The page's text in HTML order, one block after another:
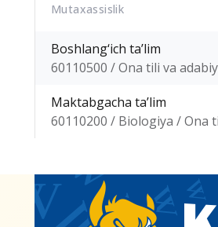
Mutaxassislik
Boshlang‘ich ta’lim
60110500 / Ona tili va
Maktabgacha ta’lim
60110200 / Biologiya / Ona